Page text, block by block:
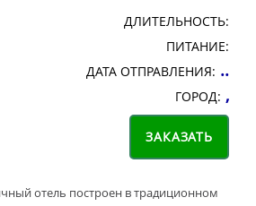
ДЛИТЕЛЬНОСТЬ:
ПИТАНИЕ:
ДАТА ОТПРАВЛЕНИЯ: ..
ГОРОД: ,
отель построен в традиционном